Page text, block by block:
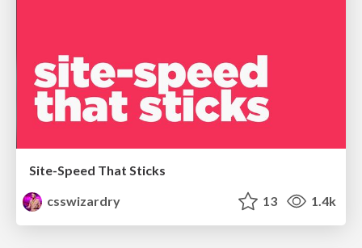
Site-Speed That Sticks
csswizardry
13 1.4k